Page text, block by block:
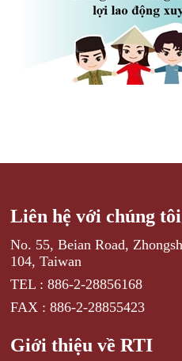
Liên hệ với chúng tôi
No. 55, Beian Road,
104, Taiwan
TEL : 886-2-28856168
FAX : 886-2-28855423
Giới thiệu về RTI